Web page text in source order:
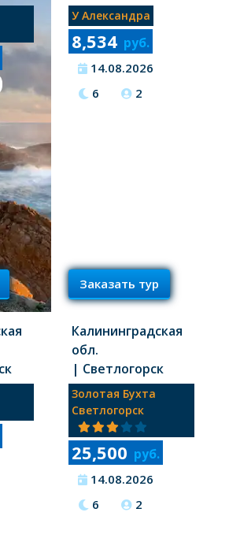
У Александра
8,534 руб.
14.08.2026
6
2
Заказать тур
Калининградская
обл.
| Светлогорск
Золотая Бухта
Светлогорск
25,500 руб.
14.08.2026
6
2